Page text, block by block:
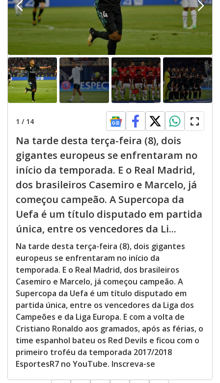
1 / 14
Na tarde desta terça-feira (8), dois
gigantes europeus se enfrentaram no
início da temporada. E o Real Madrid,
dos brasileiros Casemiro e Marcelo, já
começou campeão. A Supercopa da
Uefa é um título disputado em partida
única, entre os vencedores da Li...
Na tarde desta terça-feira (8), dois gigantes
europeus se enfrentaram no início da
temporada. E o Real Madrid, dos brasileiros
Casemiro e Marcelo, já começou campeão. A
Supercopa da Uefa é um título disputado em
partida única, entre os vencedores da Liga dos
Campeões e da Liga Europa. E com a volta de
Cristiano Ronaldo aos gramados, após as férias, o
time espanhol bateu os Red Devils e ficou com o
primeiro troféu da temporada 2017/2018
EsportesR7 no YouTube. Inscreva-se